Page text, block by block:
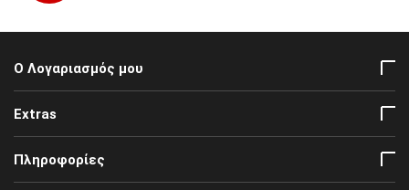
Ο Λογαριασμός μου
Extras
Πληροφορίες